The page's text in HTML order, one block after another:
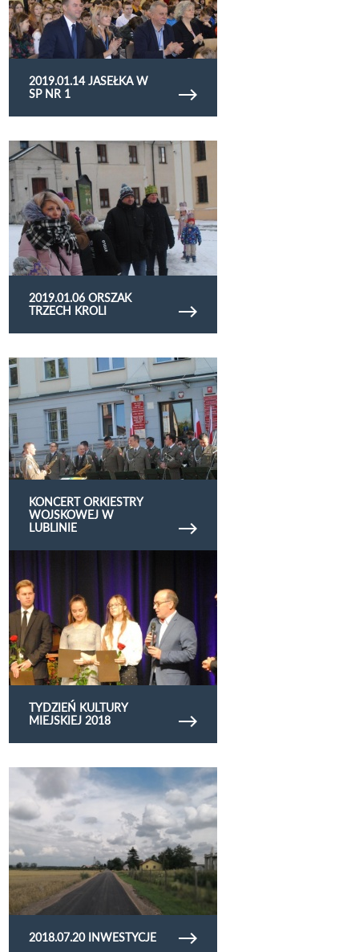
2019.01.14 JASEŁKA W
SP NR 1
2019.01.06 ORSZAK
TRZECH KROLI
Obejrzyj galerię zdjęć 2019.01.06 orszak trzech
kroli
KONCERT ORKIESTRY
WOJSKOWEJ W
LUBLINIE
Obejrzyj galerię zdjęć Koncert Orkiestry
Wojskowej w Lublinie
TYDZIEŃ KULTURY
MIEJSKIEJ 2018
2018.07.20 INWESTYCJE
Obejrzyj galerię zdjęć 2018.07.20 inwestycje